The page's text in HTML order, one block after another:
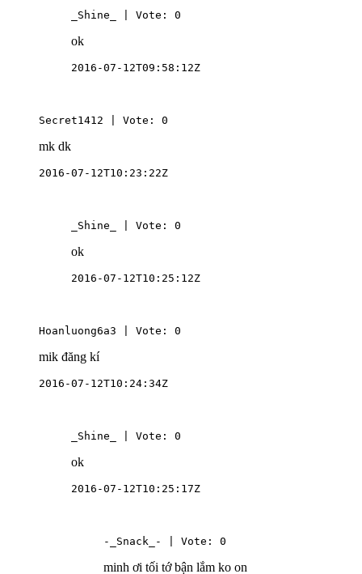
_Shine_ | Vote: 0
ok
2016-07-12T09:58:12Z
Secret1412 | Vote: 0
mk dk
2016-07-12T10:23:22Z
_Shine_ | Vote: 0
ok
2016-07-12T10:25:12Z
Hoanluong6a3 | Vote: 0
mik đăng kí
2016-07-12T10:24:34Z
_Shine_ | Vote: 0
ok
2016-07-12T10:25:17Z
-_Snack_- | Vote: 0
minh ơi tối tớ bận lắm ko on